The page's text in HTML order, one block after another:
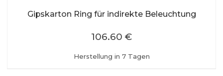
Gipskarton Ring für indirekte Beleuchtung
Herstellung in 7 Tagen
106.60 €